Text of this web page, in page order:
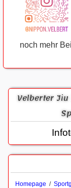
noch mehr
Velberter
Homepage /